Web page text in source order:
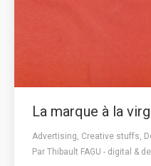
La marque à la
Advertising, Creative stuffs,
Par Thibault FAGU - digital &